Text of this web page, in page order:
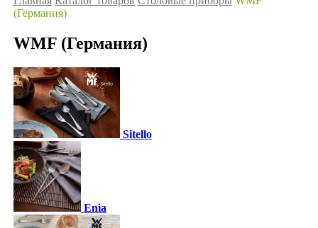
(Германия)
WMF (Германия)
Sitello
Enia